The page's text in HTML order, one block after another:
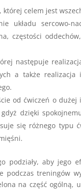
celem jest
sercowo-
częstości
następuje
a także
od ćwiczeń o
dzięki
się różnego typu
aby jego
podczas treningów
na część ogólną,